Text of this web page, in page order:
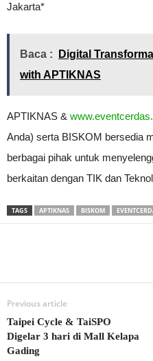
Jakarta*
Baca :
Digital
with APTIKNAS
APTIKNAS &
Anda) serta BISKOM bersedia
berbagai pihak untuk
berkaitan dengan TIK dan
TAGS APTIKNAS BISKOM
Previous article
Taipei Cycle & TaiSPO
Digelar 3 hari di Mall Kelapa
Gading